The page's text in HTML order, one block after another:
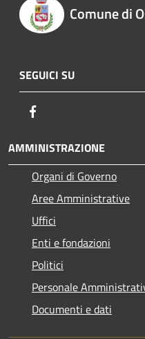
Comune di
SEGUICI SU
AMMINISTRAZIONE
Organi di Governo
Aree Amministrative
Uffici
Enti e fondazioni
Politici
Personale
Documenti e dati